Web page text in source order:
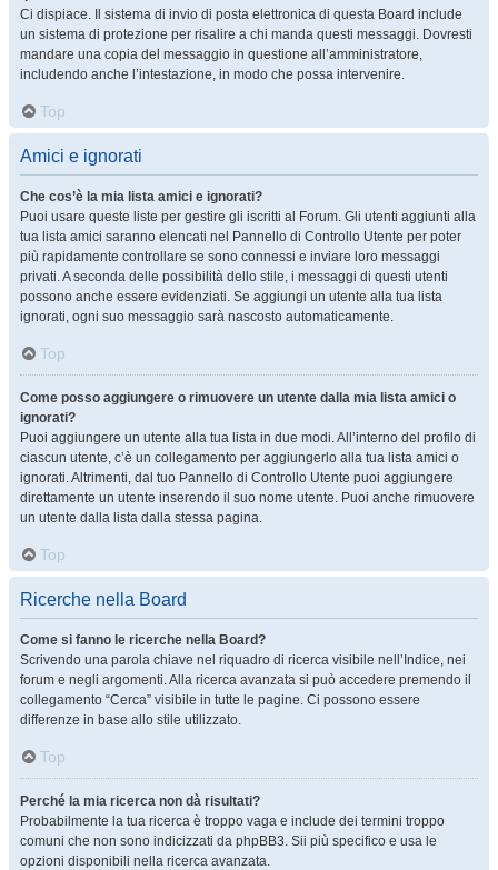
Ci dispiace. Il sistema di invio di posta elettronica di questa Board include
un sistema di protezione per risalire a chi manda questi messaggi. Dovresti
mandare una copia del messaggio in questione all’amministratore,
includendo anche l’intestazione, in modo che possa intervenire.
Top
Amici e ignorati
Che cos’è la mia lista amici e ignorati?
Puoi usare queste liste per gestire gli iscritti al Forum. Gli utenti aggiunti alla
tua lista amici saranno elencati nel Pannello di Controllo Utente per poter
più rapidamente controllare se sono connessi e inviare loro messaggi
privati. A seconda delle possibilità dello stile, i messaggi di questi utenti
possono anche essere evidenziati. Se aggiungi un utente alla tua lista
ignorati, ogni suo messaggio sarà nascosto automaticamente.
Top
Come posso aggiungere o rimuovere un utente dalla mia lista amici o
ignorati?
Puoi aggiungere un utente alla tua lista in due modi. All’interno del profilo di
ciascun utente, c’è un collegamento per aggiungerlo alla tua lista amici o
ignorati. Altrimenti, dal tuo Pannello di Controllo Utente puoi aggiungere
direttamente un utente inserendo il suo nome utente. Puoi anche rimuovere
un utente dalla lista dalla stessa pagina.
Top
Ricerche nella Board
Come si fanno le ricerche nella Board?
Scrivendo una parola chiave nel riquadro di ricerca visibile nell’Indice, nei
forum e negli argomenti. Alla ricerca avanzata si può accedere premendo il
collegamento “Cerca” visibile in tutte le pagine. Ci possono essere
differenze in base allo stile utilizzato.
Top
Perché la mia ricerca non dà risultati?
Probabilmente la tua ricerca è troppo vaga e include dei termini troppo
comuni che non sono indicizzati da phpBB3. Sii più specifico e usa le
opzioni disponibili nella ricerca avanzata.